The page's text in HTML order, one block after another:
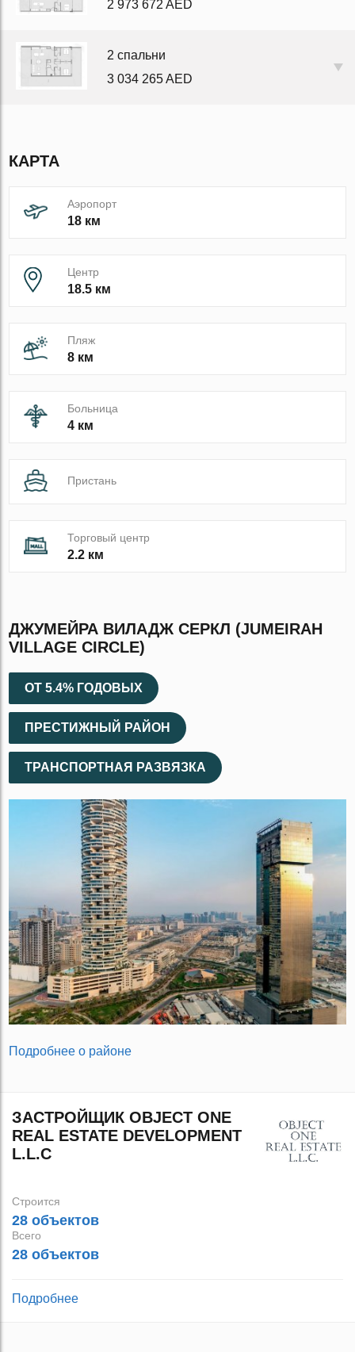
2 973 672 AED
2 спальни
3 034 265 AED
КАРТА
Аэропорт
18 км
Центр
18.5 км
Пляж
8 км
Больница
4 км
Пристань
Торговый центр
2.2 км
ДЖУМЕЙРА ВИЛАДЖ СЕРКЛ (JUMEIRAH
VILLAGE CIRCLE)
ОТ 5.4% ГОДОВЫХ
ПРЕСТИЖНЫЙ РАЙОН
ТРАНСПОРТНАЯ РАЗВЯЗКА
Подробнее о районе
ЗАСТРОЙЩИК OBJECT ONE
REAL ESTATE DEVELOPMENT
L.L.C
Строится
28 объектов
Всего
28 объектов
Подробнее